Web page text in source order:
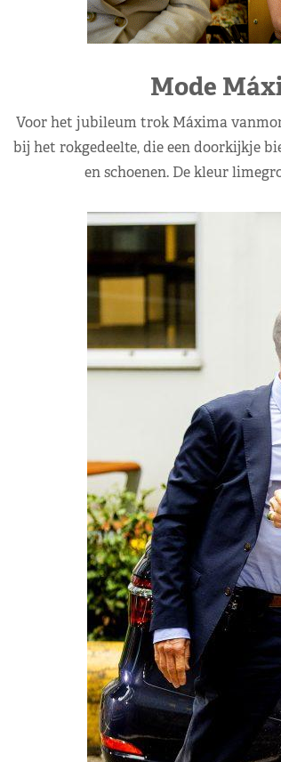
Mode
Voor het jubileum trok Máxima
bij het rokgedeelte, die een doorkijkje
en schoenen. De kleur